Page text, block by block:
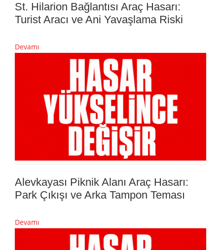
St. Hilarion Bağlantısı Araç Hasarı:
Turist Aracı ve Ani Yavaşlama Riski
Devamı
Alevkayası Piknik Alanı Araç Hasarı:
Park Çıkışı ve Arka Tampon Teması
Devamı